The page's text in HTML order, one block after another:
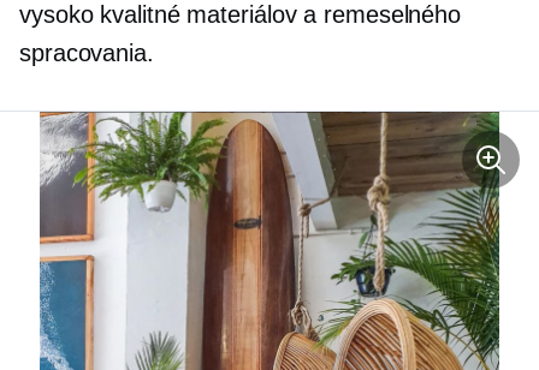
vysoko kvalitnémateriálov a remeselného
spracovania.